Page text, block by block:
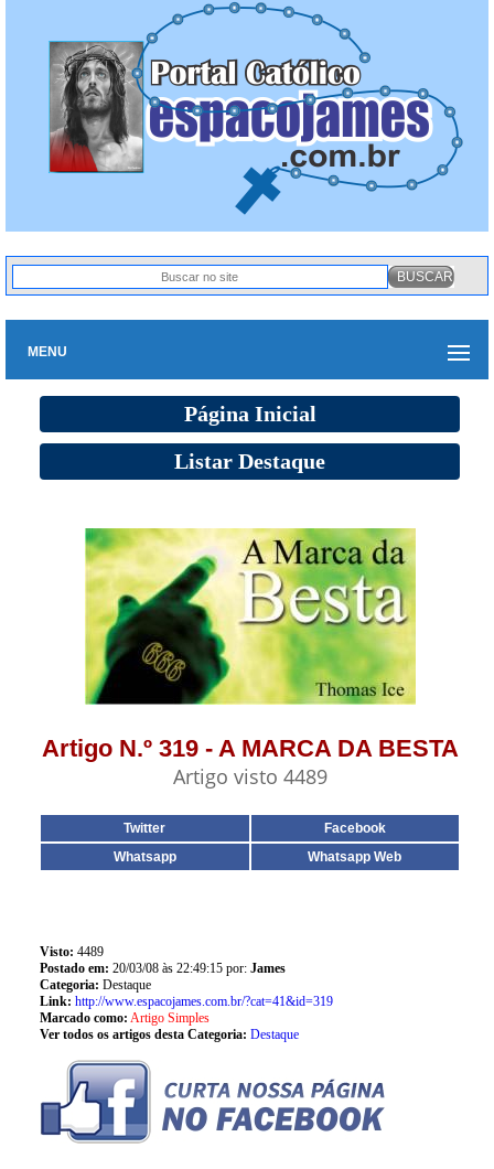
MENU
Página Inicial
Listar Destaque
Artigo N.º 319 - A MARCA DA BESTA
Artigo visto 4489
Twitter
Facebook
Whatsapp
Whatsapp Web
Visto: 4489
Postado em: 20/03/08 às 22:49:15 por: James
Categoria: Destaque
Link: http://www.espacojames.com.br/?cat=41&id=319
Marcado como: Artigo Simples
Ver todos os artigos desta Categoria: Destaque